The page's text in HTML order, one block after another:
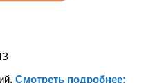
Смотреть подробнее: